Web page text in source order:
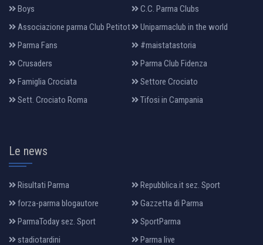
Boys
C.C. Parma Clubs
Associazione parma Club Petitot
Uniparmaclub in the world
Parma Fans
#maistatastoria
Crusaders
Parma Club Fidenza
Famiglia Crociata
Settore Crociato
Sett. Crociato Roma
Tifosi in Campania
Le news
Risultati Parma
Repubblica.it sez. Sport
forza-parma blogautore
Gazzetta di Parma
ParmaToday sez. Sport
SportParma
stadiotardini
Parma live